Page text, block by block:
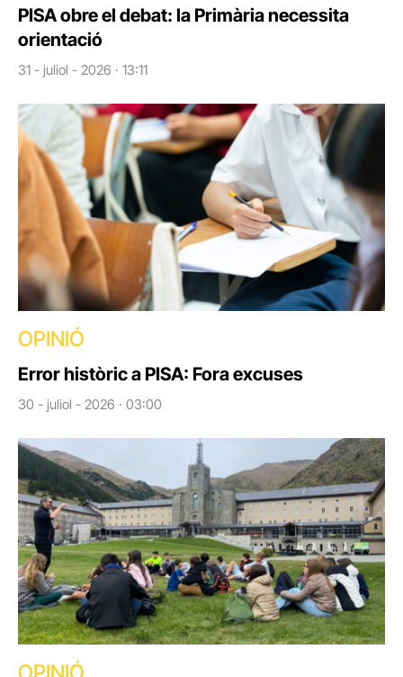
PISA obre el debat: la Primària necessita
orientació
31 - juliol - 2026 · 13:11
OPINIÓ
Error històric a PISA: Fora excuses
30 - juliol - 2026 · 03:00